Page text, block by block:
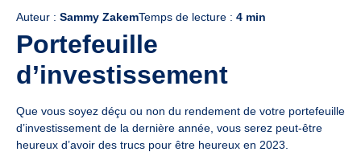
Auteur : Sammy ZakemTemps de lecture : 4 min
Portefeuille
d’investissement
Que vous soyez déçu ou non du rendement de votre portefeuille
d’investissement de la dernière année, vous serez peut-être
heureux d’avoir des trucs pour être heureux en 2023.